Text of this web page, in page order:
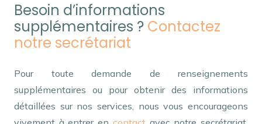
Besoin d’informations
supplémentaires ? Contactez
notre secrétariat
Pour toute demande de renseignements
supplémentaires ou pour obtenir des informations
détaillées sur nos services, nous vous encourageons